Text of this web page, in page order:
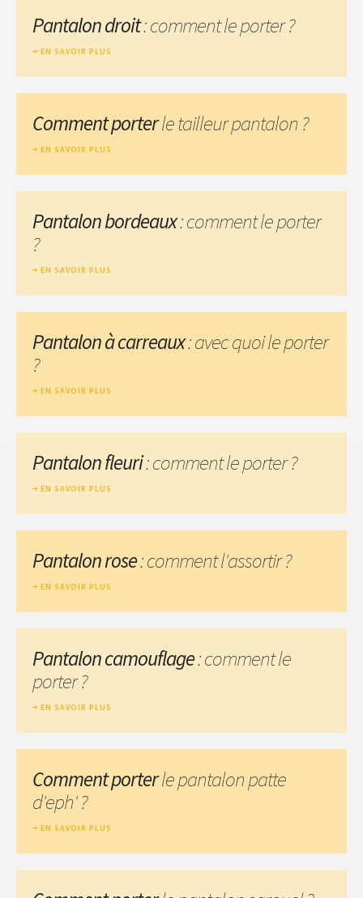
Pantalon droit: comment le porter ?
EN SAVOIR PLUS
Comment porterle tailleur pantalon ?
EN SAVOIR PLUS
Pantalon bordeaux: comment le porter
?
EN SAVOIR PLUS
Pantalon à carreaux: avec quoi le porter
?
EN SAVOIR PLUS
Pantalon fleuri: comment le porter ?
EN SAVOIR PLUS
Pantalon rose: comment l'assortir ?
EN SAVOIR PLUS
Pantalon camouflage: comment le
porter ?
EN SAVOIR PLUS
Comment porterle pantalon patte
d'eph' ?
EN SAVOIR PLUS